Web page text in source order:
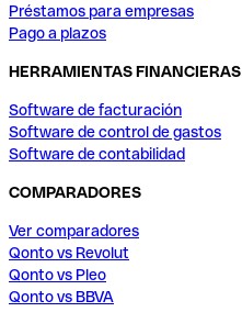
Préstamos para empresas
Pago a plazos
HERRAMIENTAS FINANCIERAS
Software de facturación
Software de control de gastos
Software de contabilidad
COMPARADORES
Ver comparadores
Qonto vs Revolut
Qonto vs Pleo
Qonto vs BBVA